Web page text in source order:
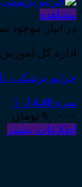
مشاهده
در انبار موجود
اداره کل
جرایم پزشکی،
نمره 4.40 از 5
۹۰,۰۰۰ تومان
اطلاعات بیشتر